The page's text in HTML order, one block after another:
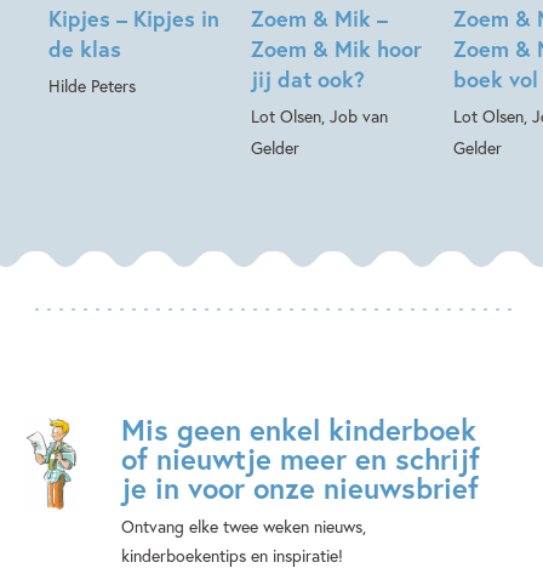
Kipjes – Kipjes in
de klas
Hilde Peters
Zoem & Mik –
Zoem & Mik hoor
jij dat ook?
Lot Olsen, Job van
Gelder
Zoem &
Zoem &
boek
Lot Olsen,
Gelder
Mis geen enkel kinderboek
of nieuwtje meer en schrijf
je in voor onze nieuwsbrief
Ontvang elke twee weken nieuws,
kinderboekentips en inspiratie!